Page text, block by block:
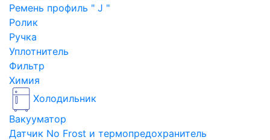
Ремень профиль " J "
Ролик
Ручка
Уплотнитель
Фильтр
Химия
Холодильник
Вакууматор
Датчик No Frost и термопредохранитель